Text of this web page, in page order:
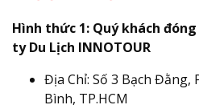
Hình thức 1: Quý khách
ty Du Lịch INNOTOUR
Địa Chỉ: Số 3 Bạch Đằng,
Bình, TP.HCM